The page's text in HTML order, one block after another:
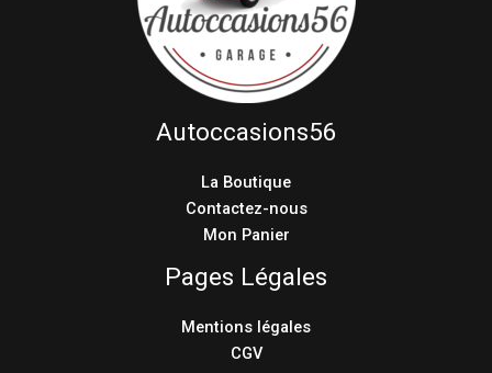
Autoccasions56
La Boutique
Contactez-nous
Mon Panier
Pages Légales
Mentions légales
CGV